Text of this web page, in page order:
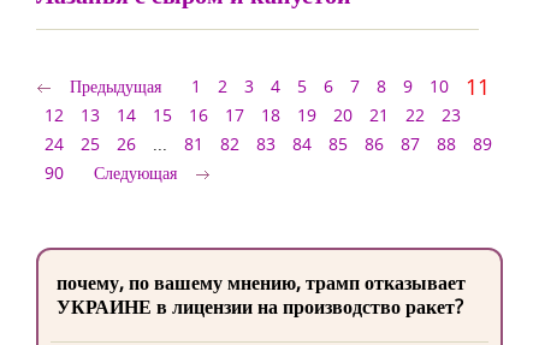
Предыдущая 1 2 3 4 5 6 7 8 9 10 11
12 13 14 15 16 17 18 19 20 21 22
23
24
25 26 ... 81 82 83 84 85 86 87 88
89
90
Следующая
почему, по вашему мнению, трамп отказывает
УКРАИНЕ в лицензии на производство ракет?